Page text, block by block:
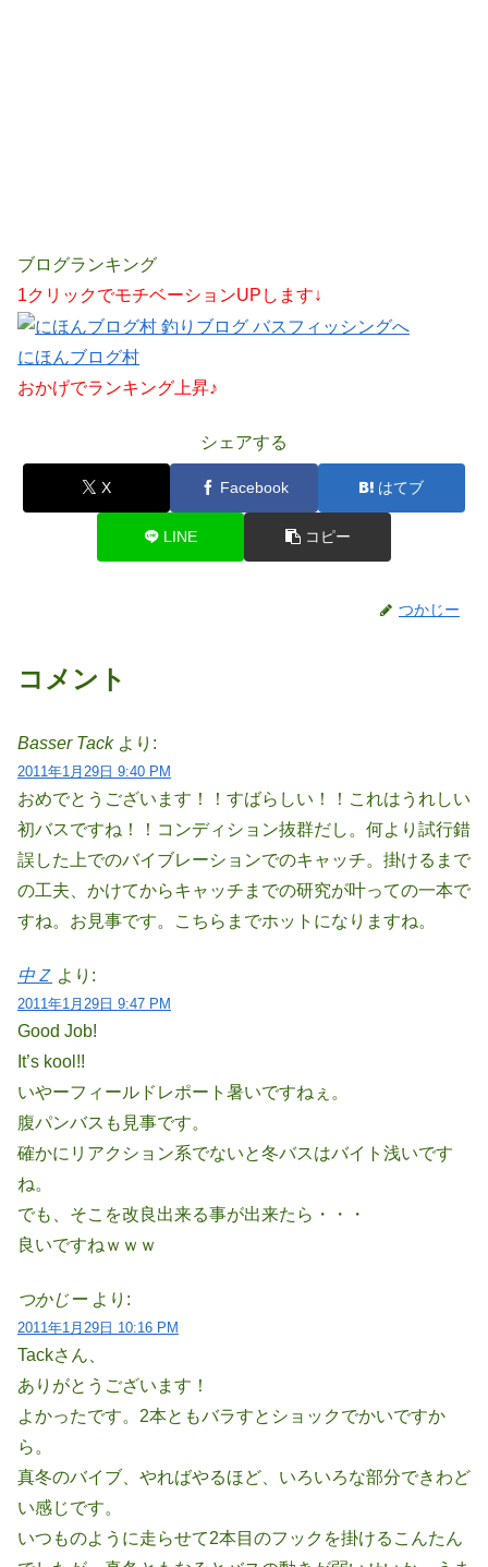
ブログランキング
1クリックでモチベーションUPします↓
にほんブログ村
おかげでランキング上昇♪
シェアする
X Facebook はてブ
LINE コピー
つかじー
コメント
Basser Tack より:
2011年1月29日 9:40 PM
おめでとうございます！！すばらしい！！これはうれしい
初バスですね！！コンディション抜群だし。何より試行錯
誤した上でのバイブレーションでのキャッチ。掛けるまで
の工夫、かけてからキャッチまでの研究が叶っての一本で
すね。お見事です。こちらまでホットになりますね。
中Ｚ より:
2011年1月29日 9:47 PM
Good Job!
It’s kool!!
いやーフィールドレポート暑いですねぇ。
腹パンバスも見事です。
確かにリアクション系でないと冬バスはバイト浅いです
ね。
でも、そこを改良出来る事が出来たら・・・
良いですねｗｗｗ
つかじー より:
2011年1月29日 10:16 PM
Tackさん、
ありがとうございます！
よかったです。2本ともバラすとショックでかいですか
ら。
真冬のバイブ、やればやるほど、いろいろな部分できわど
い感じです。
いつものように走らせて2本目のフックを掛けるこんたん